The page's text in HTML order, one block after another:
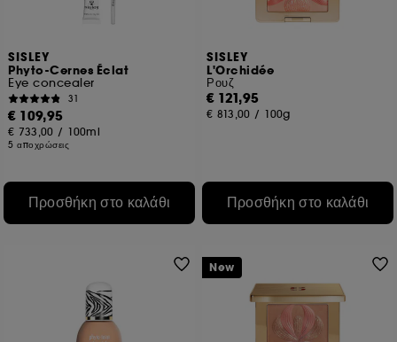
SISLEY
Phyto-Cernes Éclat
Eye concealer
31
€ 109,95
€ 733,00 / 100ml
5 αποχρώσεις
Προσθήκη στο καλάθι
SISLEY
L'Orchidée
Ρουζ
€ 121,95
€ 813,00 / 100g
Προσθήκη στο καλάθι
New